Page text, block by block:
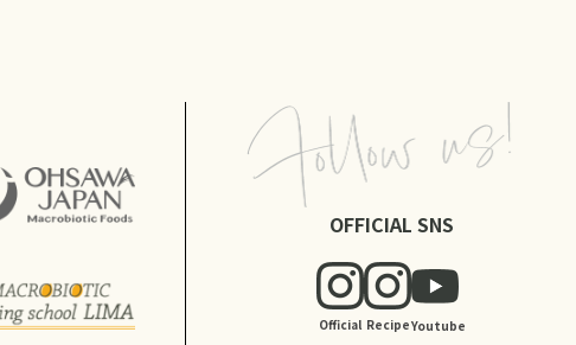
OFFICIAL SNS
Official RecipeYoutube